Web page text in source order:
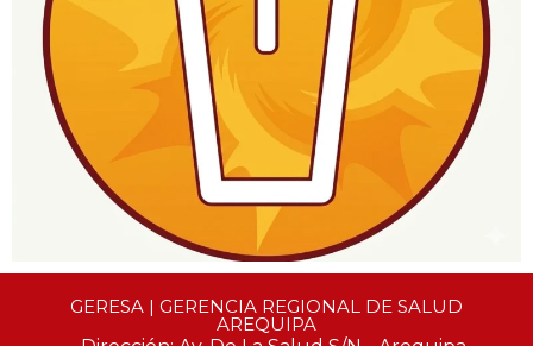
GERESA | GERENCIA REGIONAL DE SALUD
AREQUIPA